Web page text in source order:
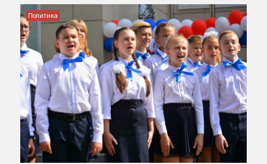
Политика